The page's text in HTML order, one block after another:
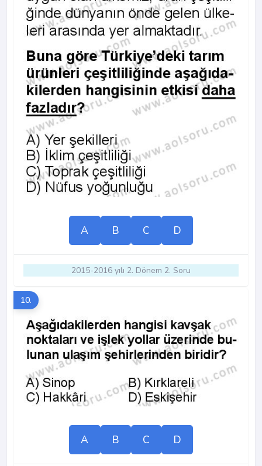
A B C D
2015-2016 yılı 2. Dönem 2. Soru
10.
A B C D